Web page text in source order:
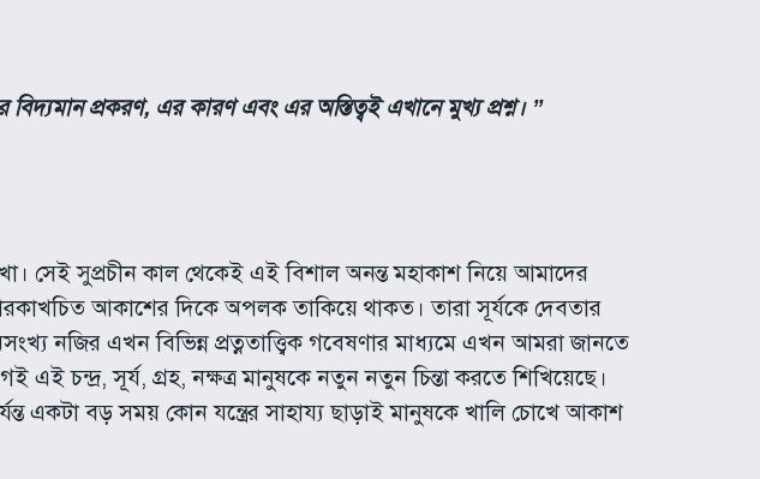
প্রকরণ, এর কারণ এবং এর অস্তিত্বই এখানে মুখ্য প্রশ্ন। ”
সেই সুপ্রচীন কাল থেকেই এই বিশাল অনন্ত মহাকাশ নিয়ে আমাদের
আকাশের দিকে অপলক তাকিয়ে থাকত। তারা সূর্যকে দেবতার
নজির এখন বিভিন্ন প্রত্নতাত্ত্বিক গবেষণার মাধ্যমে এখন আমরা জানতে
এই চন্দ্র, সূর্য, গ্রহ, নক্ষত্র মানুষকে নতুন নতুন চিন্তা করতে শিখিয়েছে।
একটা বড় সময় কোন যন্ত্রের সাহায্য ছাড়াই মানুষকে খালি চোখে আকাশ